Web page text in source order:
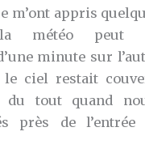
m’ont appris
météo peut
minute sur
ciel restait
du tout quand
près de l’entrée